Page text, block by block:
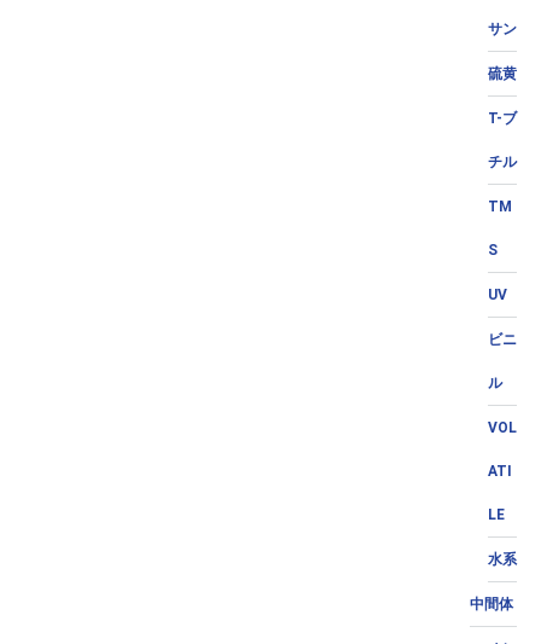
サン
硫黄
T-ブ
チル
TM
S
UV
ビニ
ル
VOL
ATI
LE
水系
中間体